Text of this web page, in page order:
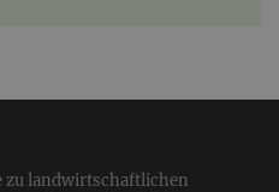
zu landwirtschaftlichen